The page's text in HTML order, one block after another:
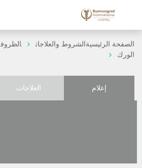
الصفحة الرئيسيةالشروط والعلاجات الظروف
الورك
إعلام العلاجات